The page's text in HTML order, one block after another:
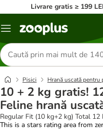
Livrare gratis ≥ 199
Categorii
Căutare
produse
Pisici Hrană uscată pentru
10 + 2 kg gratis!
Feline hrană
Regular Fit (10 kg+2 kg) Total 12
This is a stars rating area from